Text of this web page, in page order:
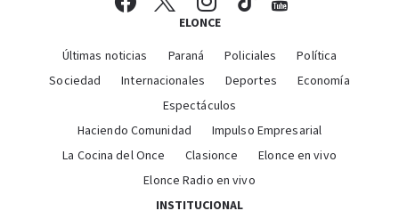
ELONCE
Últimas noticias Paraná Policiales
Política
Sociedad
Internacionales Deportes
Economía
Espectáculos
Haciendo Comunidad
Impulso Empresarial
La Cocina del Once
Clasionce
Elonce en vivo
Elonce Radio en vivo
INSTITUCIONAL